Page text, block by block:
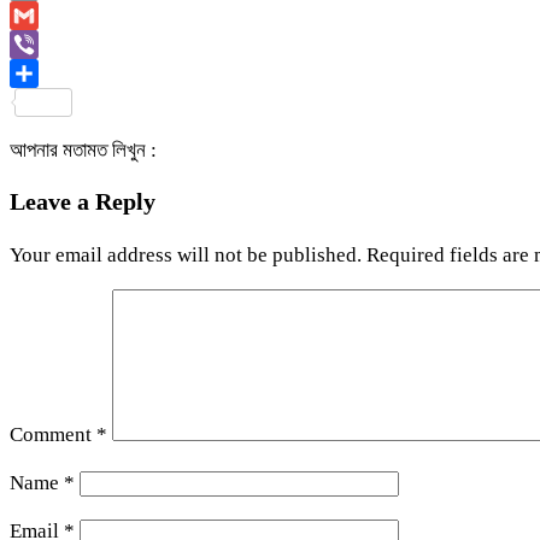
Copy
Link
Gmail
Viber
আপনার মতামত লিখুন :
Leave a Reply
Your email address will not be published. Required fields are
Comment *
Name *
Email *